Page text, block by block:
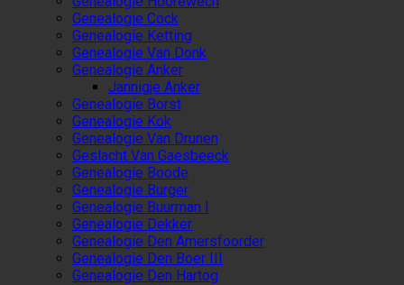
Genealogie Cock
Genealogie Ketting
Genealogie Van Donk
Genealogie Anker
Jannigje Anker
Genealogie Borst
Genealogie Kok
Genealogie Van Drunen
Geslacht Van Gaesbeeck
Genealogie Boode
Genealogie Burger
Genealogie Buurman I
Genealogie Dekker
Genealogie Den Amersfoorder
Genealogie Den Boer III
Genealogie Den Hartog